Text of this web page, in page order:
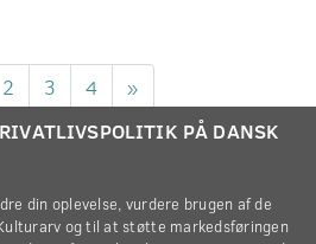
2 3 4
»
PÅ DANSK
din oplevelse, vurdere brugen af de
og til at støtte markedsføringen